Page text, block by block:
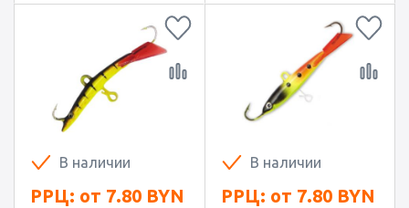
В наличии
РРЦ: от 7.80 BYN
В наличии
РРЦ: от 7.80 BYN